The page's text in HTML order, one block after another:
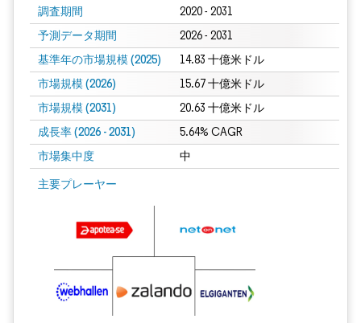
調査期間 2020 - 2031
予測データ期間 2026 - 2031
基準年の市場規模 (2025) 14.83 十億米ドル
市場規模 (2026) 15.67 十億米ドル
市場規模 (2031) 20.63 十億米ドル
成長率 (2026 - 2031) 5.64% CAGR
市場集中度 中
主要プレーヤー
画像 © Mordor Intelligence。再利用にはCC BY 4.0の表示が必要です。